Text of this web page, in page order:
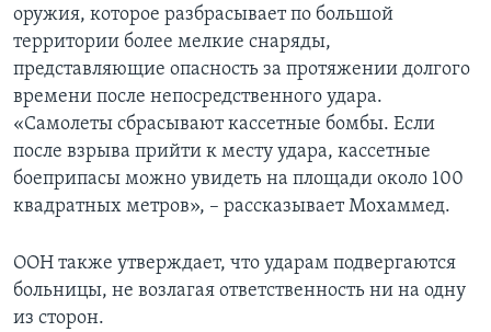
оружия, которое разбрасывает по большой
территории более мелкие снаряды,
представляющие опасность за протяжении долгого
времени после непосредственного удара.
«Самолеты сбрасывают кассетные бомбы. Если
после взрыва прийти к месту удара, кассетные
боеприпасы можно увидеть на площади около 100
квадратных метров», – рассказывает Мохаммед.
ООН также утверждает, что ударам подвергаются
больницы, не возлагая ответственность ни на одну
из сторон.